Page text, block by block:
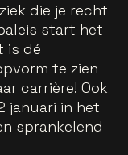
die je recht
start het
is dé
te zien
carrière! Ook
januari in het
sprankelend